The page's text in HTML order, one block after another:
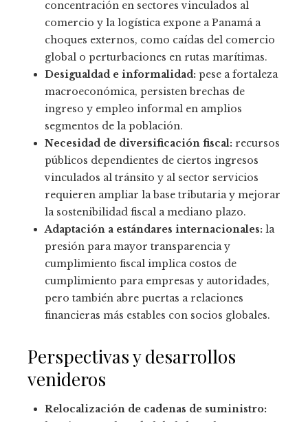
concentración en sectores vinculados al
comercio y la logística expone a Panamá a
choques externos, como caídas del comercio
global o perturbaciones en rutas marítimas.
Desigualdad e informalidad: pese a fortaleza
macroeconómica, persisten brechas de
ingreso y empleo informal en amplios
segmentos de la población.
Necesidad de diversificación fiscal: recursos
públicos dependientes de ciertos ingresos
vinculados al tránsito y al sector servicios
requieren ampliar la base tributaria y mejorar
la sostenibilidad fiscal a mediano plazo.
Adaptación a estándares internacionales: la
presión para mayor transparencia y
cumplimiento fiscal implica costos de
cumplimiento para empresas y autoridades,
pero también abre puertas a relaciones
financieras más estables con socios globales.
Perspectivas y desarrollos
venideros
Relocalización de cadenas de suministro: